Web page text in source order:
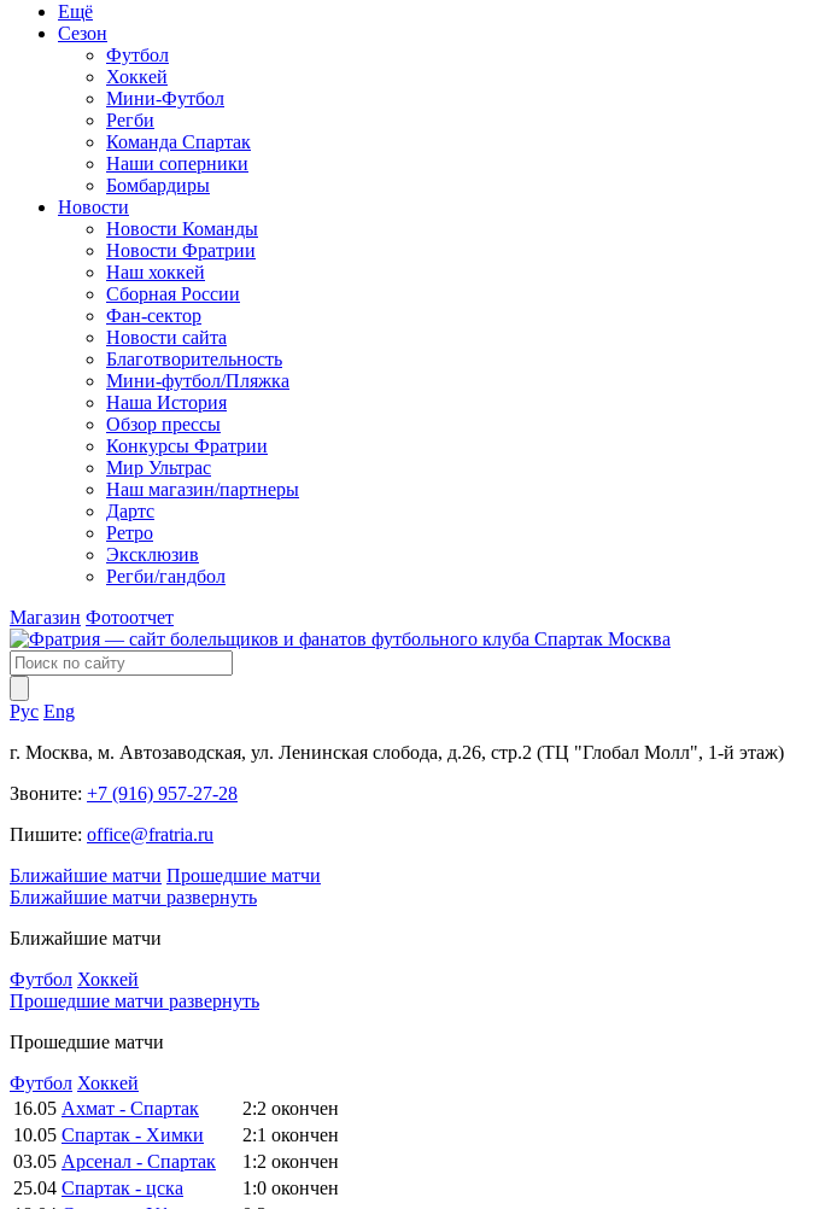
Ещё
Сезон
Футбол
Хоккей
Мини-Футбол
Регби
Команда Спартак
Наши соперники
Бомбардиры
Новости
Новости Команды
Новости Фратрии
Наш хоккей
Сборная России
Фан-cектор
Новости сайта
Благотворительность
Мини-футбол/Пляжка
Наша История
Обзор прессы
Конкурсы Фратрии
Мир Ультрас
Наш магазин/партнеры
Дартс
Ретро
Эксклюзив
Регби/гандбол
Магазин Фотоотчет
Рус Eng
г. Москва, м. Автозаводская, ул. Ленинская слобода, д.26, стр.2 (ТЦ "Глобал Молл", 1-й этаж)
Звоните: +7 (916) 957-27-28
Пишите: office@fratria.ru
Ближайшие матчи Прошедшие матчи
Ближайшие матчи развернуть
Ближайшие матчи
Футбол Хоккей
Прошедшие матчи развернуть
Прошедшие матчи
Футбол Хоккей
16.05 Ахмат - Спартак 2:2 окончен
10.05 Спартак - Химки 2:1 окончен
03.05 Арсенал - Спартак 1:2 окончен
25.04 Спартак - цска 1:0 окончен